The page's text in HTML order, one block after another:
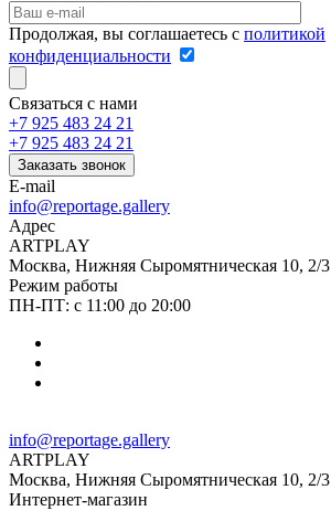
Продолжая, вы соглашаетесь с политикой
конфиденциальности
Связаться с нами
+7 925 483 24 21
+7 925 483 24 21
Заказать звонок
E-mail
info@reportage.gallery
Адрес
ARTPLAY
Москва, Нижняя Сыромятническая 10, 2/3
Режим работы
ПН-ПТ: с 11:00 до 20:00
info@reportage.gallery
ARTPLAY
Москва, Нижняя Сыромятническая 10, 2/3
Интернет-магазин